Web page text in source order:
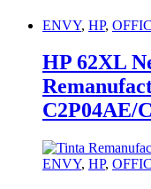
ENVY, HP,
HP 62XL
C2P04AE/
ENVY, HP,